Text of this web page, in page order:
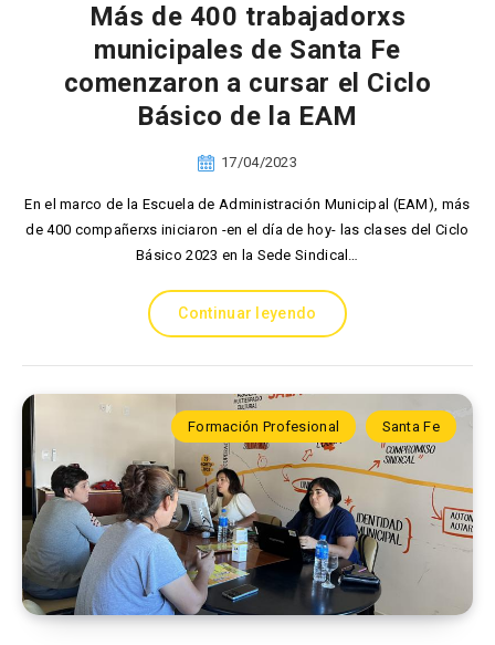
Más de 400 trabajadorxs
municipales de Santa Fe
comenzaron a cursar el Ciclo
Básico de la EAM
17/04/2023
En el marco de la Escuela de Administración Municipal (EAM), más
de 400 compañerxs iniciaron -en el día de hoy- las clases del Ciclo
Básico 2023 en la Sede Sindical…
Continuar leyendo
Formación Profesional Santa Fe